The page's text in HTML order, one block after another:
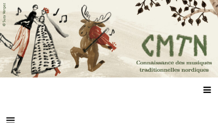
Aller
au
contenu
Connaissance des musiques traditionnelles
nordiques
Association de promotion des musiques, des danses et de la culture
scandinaves